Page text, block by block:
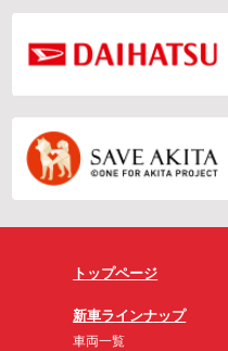
トップページ
新車ラインナップ
車両一覧